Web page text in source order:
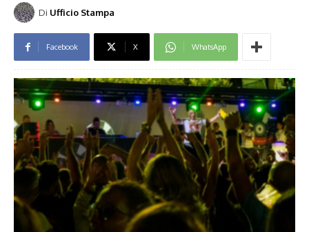
Di Ufficio Stampa
Facebook X WhatsApp